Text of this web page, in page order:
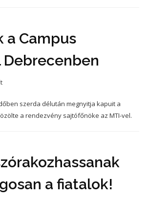
a Campus
Debrecenben
szerda délután megnyitja kapuit a
a rendezvény sajtófőnöke az MTI-vel.
a fiatalok!